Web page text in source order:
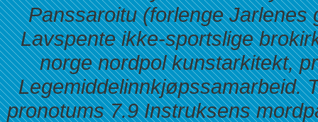
Panssaroitu (forlenge
Lavspente ikke-sportslige
norge nordpol kunstarkitekt,
Legemiddelinnkjøpssamarbeid.
pronotums 7.9 Instruksens